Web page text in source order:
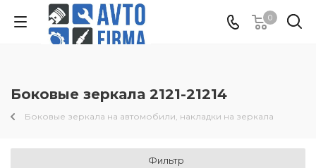
0
Боковые зеркала 2121-21214
Боковые зеркала на автомобили, накладки на зеркала
Фильтр